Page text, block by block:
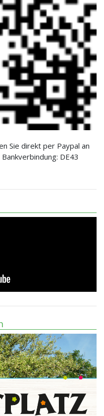
Sie direkt per Paypal an
DE43